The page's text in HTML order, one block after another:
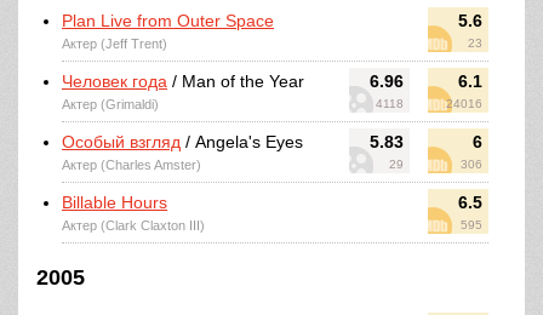
5.6
23
Plan Live from Outer Space
Актер (Jeff Trent)
6.96
4118
6.1
24016
Человек года / Man of the Year
Актер (Grimaldi)
5.83
29
6
306
Особый взгляд / Angela's Eyes
Актер (Charles Amster)
6.5
595
Billable Hours
Актер (Clark Claxton III)
2005